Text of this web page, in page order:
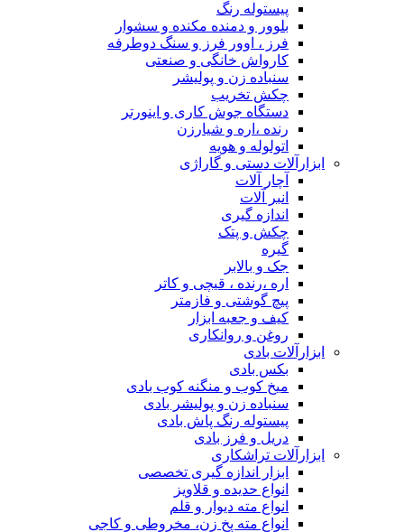
پیستوله رنگ
بلوور و دمنده مکنده و سشوار
فرز ، اوور فرز و سنگ دوطرفه
کارواش خانگی و صنعتی
سنباده زن و پولیشر
چکش تخریب
دستگاه جوش کاری و اینورتر
رنده ،اره و شیارزن
اتولوله و هویه
ابزارآلات دستی و گاراژی
آچار آلات
انبر آلات
اندازه گیری
چکش و پتک
گیره
جک و بالابر
اره ،رنده ، قیچی و کاتر
پیچ گوشتی و فازمتر
کیف و جعبه ابزار
روغن و روانکاری
ابزارآلات بادی
بکس بادی
میخ کوب و منگنه کوب بادی
سنباده زن و پولیشر بادی
پیستوله رنگ پاش بادی
دریل و فرز بادی
ابزارآلات تراشکاری
ابزار اندازه گیری تخصصی
انواع حدیده و قلاویز
انواع مته دیوار و قلم
انواع مته پخ زن، مخروطی و کاجی